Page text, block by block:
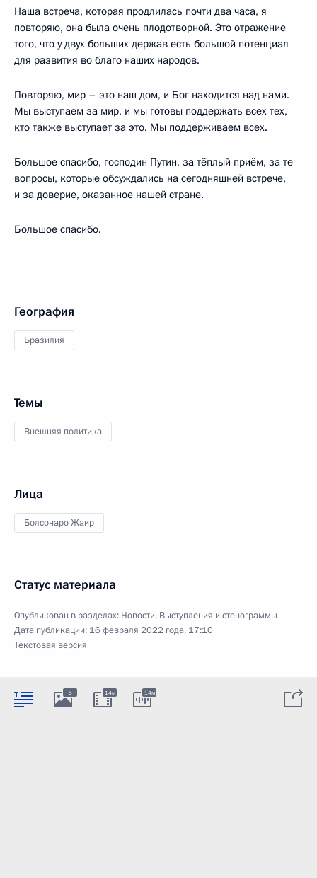
Наша встреча, которая продлилась почти два часа, я
повторяю, она была очень плодотворной. Это отражение
того, что у двух больших держав есть большой потенциал
для развития во благо наших народов.
Повторяю, мир – это наш дом, и Бог находится над нами.
Мы выступаем за мир, и мы готовы поддержать всех тех,
кто также выступает за это. Мы поддерживаем всех.
Большое спасибо, господин Путин, за тёплый приём, за те
вопросы, которые обсуждались на сегодняшней встрече,
и за доверие, оказанное нашей стране.
Большое спасибо.
География
Бразилия
Темы
Внешняя политика
Лица
Болсонаро Жаир
Статус материала
Опубликован в разделах: Новости, Выступления и стенограммы
Дата публикации: 16 февраля 2022 года, 17:10
Текстовая версия
5 14м 14м